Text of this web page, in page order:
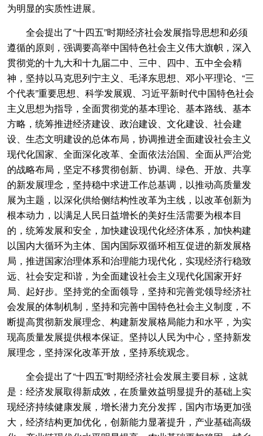
为明显的实质性进展。
全会提出了“十四五”时期经济社会发展指导思想和必须
遵循的原则，强调要高举中国特色社会主义伟大旗帜，深入
贯彻党的十九大和十九届二中、三中、四中、五中全会精
神，坚持以马克思列宁主义、毛泽东思想、邓小平理论、“三
个代表”重要思想、科学发展观、习近平新时代中国特色社会
主义思想为指导，全面贯彻党的基本理论、基本路线、基本
方略，统筹推进经济建设、政治建设、文化建设、社会建
设、生态文明建设的总体布局，协调推进全面建设社会主义
现代化国家、全面深化改革、全面依法治国、全面从严治党
的战略布局，坚定不移贯彻创新、协调、绿色、开放、共享
的新发展理念，坚持稳中求进工作总基调，以推动高质量发
展为主题，以深化供给侧结构性改革为主线，以改革创新为
根本动力，以满足人民日益增长的美好生活需要为根本目
的，统筹发展和安全，加快建设现代化经济体系，加快构建
以国内大循环为主体、国内国际双循环相互促进的新发展格
局，推进国家治理体系和治理能力现代化，实现经济行稳致
远、社会安定和谐，为全面建设社会主义现代化国家开好
局、起好步。坚持党的全面领导，坚持和完善党领导经济社
会发展的体制机制，坚持和完善中国特色社会主义制度，不
断提高贯彻新发展理念、构建新发展格局能力和水平，为实
现高质量发展提供根本保证。坚持以人民为中心，坚持新发
展理念，坚持深化改革开放，坚持系统观念。
全会提出了“十四五”时期经济社会发展主要目标，这就
是：经济发展取得新成效，在质量效益明显提升的基础上实
现经济持续健康发展，增长潜力充分发挥，国内市场更加强
大，经济结构更加优化，创新能力显著提升，产业基础高级